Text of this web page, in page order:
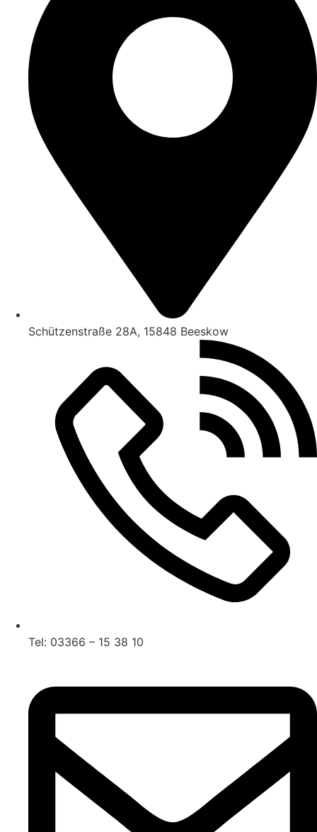
Schützenstraße 28A, 15848 Beeskow
Tel: 03366 – 15 38 10